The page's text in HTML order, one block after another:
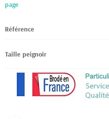
page
Référence
Taille peignoir